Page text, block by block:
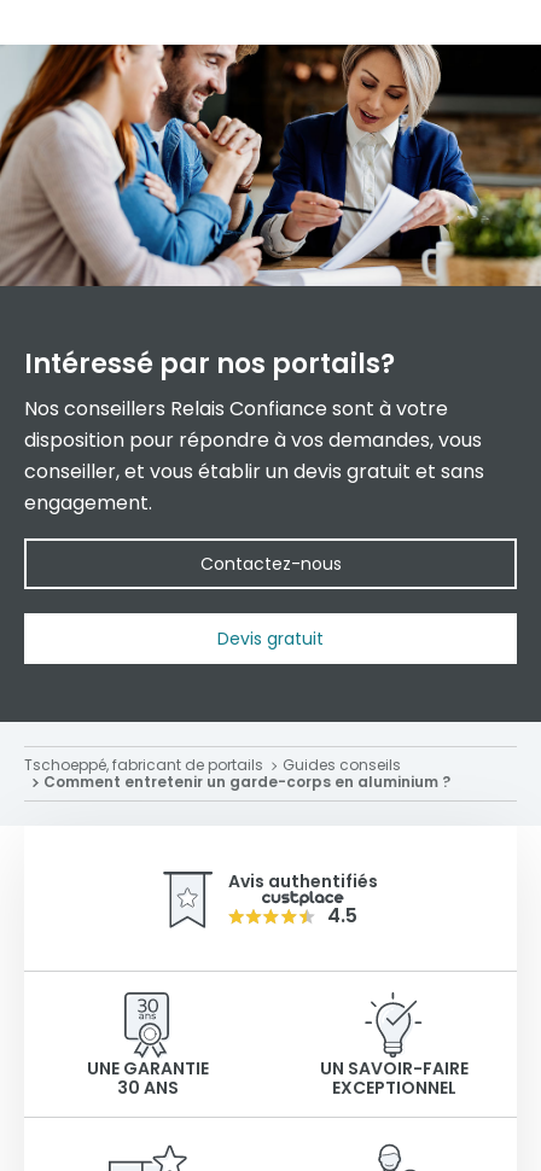
Intéressé par nos portails?
Nos conseillers Relais Confiance sont à votre
disposition pour répondre à vos demandes, vous
conseiller, et vous établir un devis gratuit et sans
engagement.
Contactez-nous
Devis gratuit
Tschoeppé, fabricant de portails
Guides conseils
Comment entretenir un garde-corps en aluminium ?
Avis authentifiés
4.5
UNE GARANTIE
30 ANS
UN SAVOIR-FAIRE
EXCEPTIONNEL